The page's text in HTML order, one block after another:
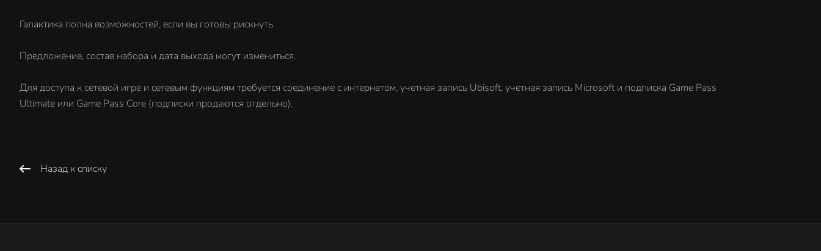
Галактика полна возможностей, если вы готовы рискнуть.
Предложение, состав набора и дата выхода могут измениться.
Для доступа к сетевой игре и сетевым функциям требуется соединение с интернетом, учетная запись Ubisoft, учетная запись Microsoft и подписка Game Pass
Ultimate или Game Pass Core (подписки продаются отдельно).
Назад к списку